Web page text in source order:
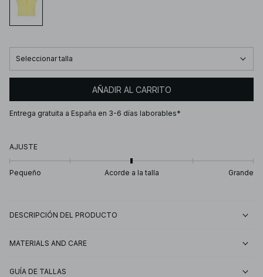
Seleccionar talla
AÑADIR AL CARRITO
Entrega gratuita a España en 3-6 días laborables*
AJUSTE
Pequeño Acorde a la talla Grande
DESCRIPCIÓN DEL PRODUCTO
MATERIALS AND CARE
GUÍA DE TALLAS